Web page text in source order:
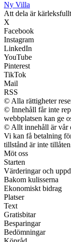
Ny Villa
Att dela är kärleksfullt
X
Facebook
Instagram
LinkedIn
YouTube
Pinterest
TikTok
Mail
RSS
© Alla rättigheter
© Innehåll får inte
webbplatsen kan ge
© Allt innehåll är vår
Vi kan få betalning
tillstånd är inte
Möt oss
Starten
Värderingar och
Bakom kulisserna
Ekonomiskt bidrag
Platser
Text
Gratisbitar
Besparingar
Bedömningar